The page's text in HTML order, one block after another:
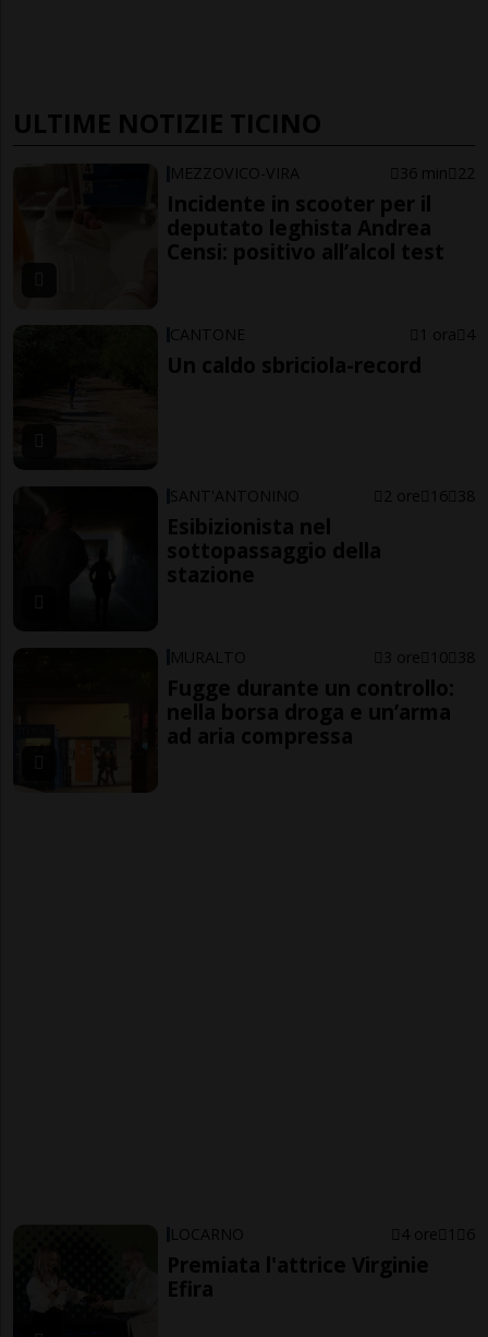
ULTIME NOTIZIE TICINO
MEZZOVICO-VIRA 36 min 22
Incidente in scooter per il
deputato leghista Andrea
Censi: positivo all’alcol test
CANTONE 1 ora 4
Un caldo sbriciola-record
SANT'ANTONINO 2 ore 16 38
Esibizionista nel
sottopassaggio della
stazione
MURALTO 3 ore 10 38
Fugge durante un controllo:
nella borsa droga e un’arma
ad aria compressa
LOCARNO 4 ore 1 6
Premiata l'attrice Virginie
Efira